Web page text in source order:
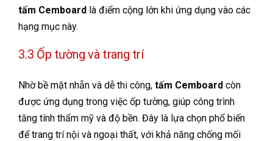
tấm Cemboard là điểm cộng lớn khi ứng dụng vào các
hạng mục này.
3.3 Ốp tường và trang trí
Nhờ bề mặt nhẵn và dễ thi công, tấm Cemboard còn
được ứng dụng trong việc ốp tường, giúp công trình
tăng tính thẩm mỹ và độ bền. Đây là lựa chọn phổ biến
để trang trí nội và ngoại thất, với khả năng chống mối